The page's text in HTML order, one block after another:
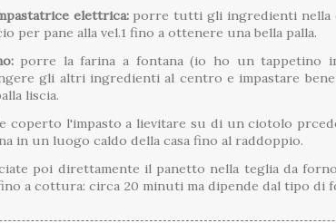
elettrica:porre tutti gli ingredienti nella
per pane alla vel.1 fino a ottenere una bella palla.
porre la farina a fontana (io ho un tappetino
gli altri ingredienti al centro e impastare
liscia.
coperto l'impasto a lievitare su di un ciotolo
in un luogo caldo della casa fino al raddoppio.
poi direttamente il panetto nella teglia da
a cottura: circa 20 minuti ma dipende dal tipo di